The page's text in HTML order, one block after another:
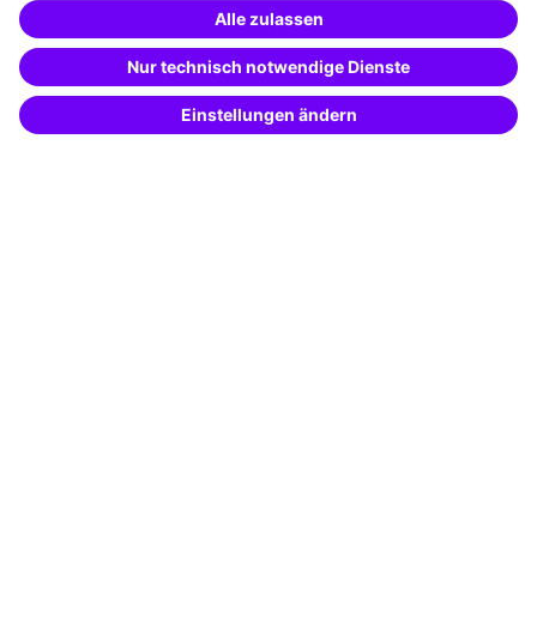
Besondere Angebote
Potenzialanalyse
Transfercoaching
Weiterbildung finden -
mit KI-Power!
Beschreibe was du suchst und erhalte
passende Weiterbildungen vomKI-Berater
– schnell und treffsicher.